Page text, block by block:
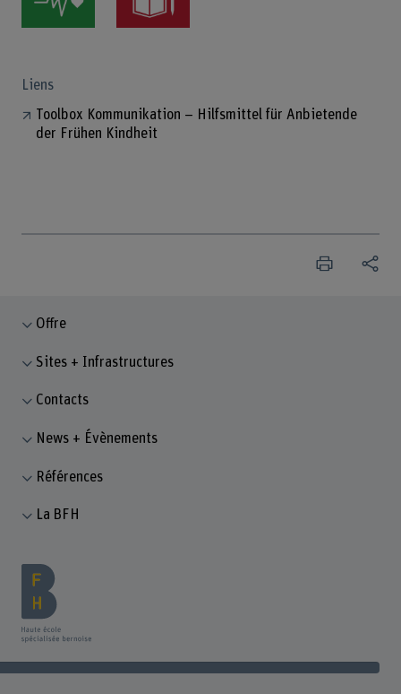
Liens
Toolbox Kommunikation – Hilfsmittel für Anbietende
der Frühen Kindheit
Offre
Sites + Infrastructures
Contacts
News + Évènements
Références
La BFH